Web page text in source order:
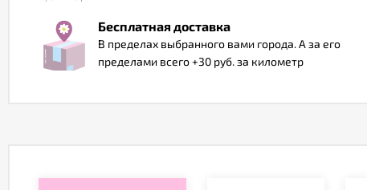
Бесплатная доставка
В пределах выбранного вами города. А за его
пределами всего +30 руб. за километр